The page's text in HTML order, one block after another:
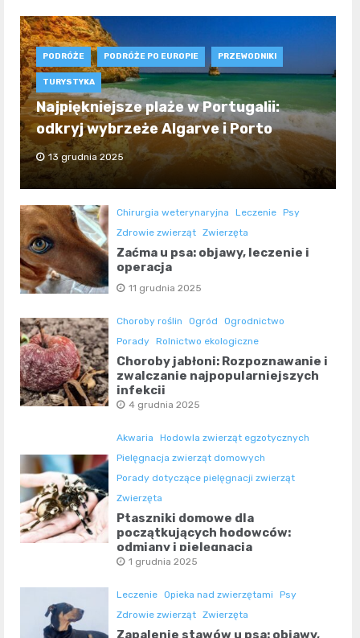
PODRÓŻE PODRÓŻE PO EUROPIE PRZEWODNIKI
TURYSTYKA
Najpiękniejsze plaże w Portugalii:
odkryj wybrzeże Algarve i Porto
13 grudnia 2025
Chirurgia weterynaryjna Leczenie Psy
Zdrowie zwierząt Zwierzęta
Zaćma u psa: objawy, leczenie i
operacja
11 grudnia 2025
Choroby roślin Ogród
Ogrodnictwo
Porady Rolnictwo ekologiczne
Choroby jabłoni: Rozpoznawanie i
zwalczanie najpopularniejszych
infekcji
4 grudnia 2025
Akwaria
Hodowla zwierząt egzotycznych
Pielęgnacja zwierząt domowych
Porady dotyczące pielęgnacji zwierząt
Zwierzęta
Ptaszniki domowe dla
początkujących hodowców:
odmiany i pielęgnacja
1 grudnia 2025
Leczenie Opieka nad zwierzętami
Psy
Zdrowie zwierząt Zwierzęta
Zapalenie stawów u psa: objawy,